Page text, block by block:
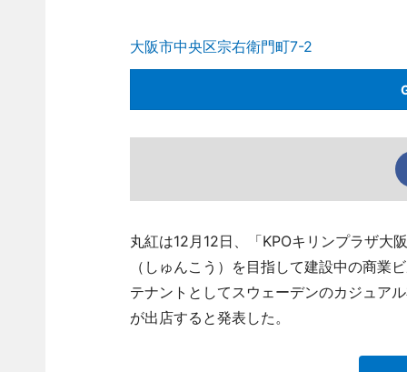
大阪市中央区宗右衛門町7-2
丸紅は12月12日、「KPOキリンプラザ大
（しゅんこう）を目指して建設中の商
テナントとしてスウェーデンのカジュア
が出店すると発表した。